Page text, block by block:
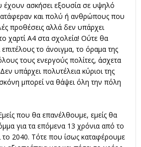
ασκήσει εξουσία σε υψηλό
και πολύ ή ανθρώπους που
προθέσεις αλλά δεν υπάρχει
χαρτί Α4 στα σχολεία! Ούτε θα
το άνοιγμα, το όραμα της
τους ενεργούς πολίτες, άσχετα
υπάρχει πολυτέλεια κύριοι της
μπορεί να θάψει όλη την πόλη
που θα επανέλθουμε, εμείς θα
για τα επόμενα 13 χρόνια από το
το 2040. Τότε που ίσως καταφέρουμε